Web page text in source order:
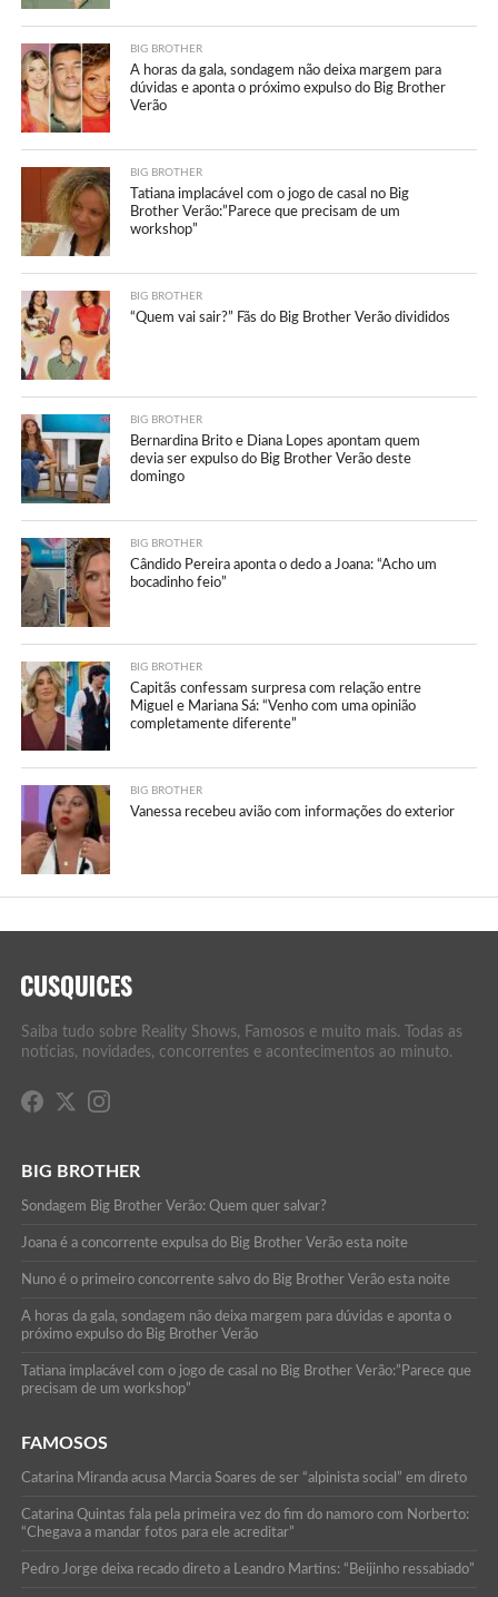
BIG BROTHER
A horas da gala, sondagem não deixa margem para
dúvidas e aponta o próximo expulso do Big Brother
Verão
BIG BROTHER
Tatiana implacável com o jogo de casal no Big
Brother Verão:”Parece que precisam de um
workshop”
BIG BROTHER
“Quem vai sair?” Fãs do Big Brother Verão divididos
BIG BROTHER
Bernardina Brito e Diana Lopes apontam quem
devia ser expulso do Big Brother Verão deste
domingo
BIG BROTHER
Cândido Pereira aponta o dedo a Joana: “Acho um
bocadinho feio”
BIG BROTHER
Capitãs confessam surpresa com relação entre
Miguel e Mariana Sá: “Venho com uma opinião
completamente diferente”
BIG BROTHER
Vanessa recebeu avião com informações do exterior
Saiba tudo sobre Reality Shows, Famosos e muito mais. Todas as
notícias, novidades, concorrentes e acontecimentos ao minuto.
BIG BROTHER
Sondagem Big Brother Verão: Quem quer salvar?
Joana é a concorrente expulsa do Big Brother Verão esta noite
Nuno é o primeiro concorrente salvo do Big Brother Verão esta noite
A horas da gala, sondagem não deixa margem para dúvidas e aponta o
próximo expulso do Big Brother Verão
Tatiana implacável com o jogo de casal no Big Brother Verão:”Parece que
precisam de um workshop”
FAMOSOS
Catarina Miranda acusa Marcia Soares de ser “alpinista social” em direto
Catarina Quintas fala pela primeira vez do fim do namoro com Norberto:
“Chegava a mandar fotos para ele acreditar”
Pedro Jorge deixa recado direto a Leandro Martins: “Beijinho ressabiado”